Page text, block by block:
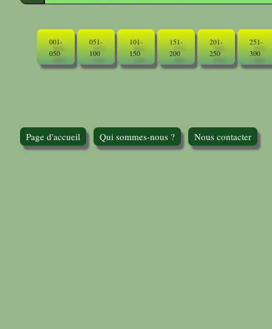
001-
050
051-
100
101-
150
151-
200
201-
250
251-
300
Page d'accueil Qui sommes-nous ? Nous contacter